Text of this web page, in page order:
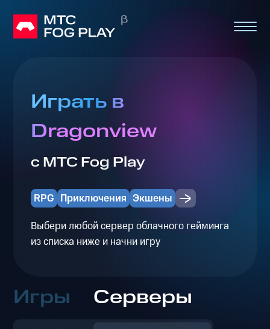
Играть в
Dragonview
с МТС Fog Play
RPG Приключения Экшены
Выбери любой сервер облачного гейминга
из списка ниже и начни игру
Игры Серверы